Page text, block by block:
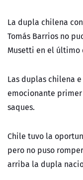
La dupla chilena
Tomás Barrios no
Musetti en el último
Las duplas chilena
emocionante
saques.
Chile tuvo la
pero no puso
arriba la dupla